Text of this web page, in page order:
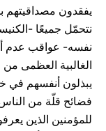
يفقدون مصداقيتهم
نتحمّل جميعًا -
نفسه- عواقب عدم
الغالبية العظمى من
يبذلون أنفسهم في
فضائح قلّة من
للمؤمنين الذين